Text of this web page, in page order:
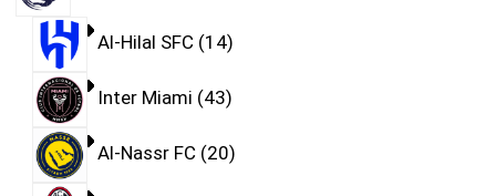
Al-Hilal SFC 14
Inter Miami 43
Al-Nassr FC 20